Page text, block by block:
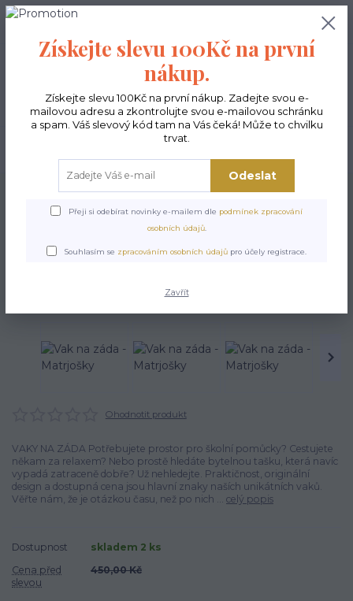
0,00 Kč
Úvod Vaky na záda Vak na záda - Matrjošky
Vak na záda - Matrjošky
Ohodnotit produkt
VAKY NA ZÁDA Potřebujete prostor pro školní pomůcky? Cestujete
někam za relaxem? Nebo prostě hledáte bytelnou tašku, která navíc
vypadá zatraceně dobře? Už nehledejte. Praktičnost, originální
design a dostupná cena jsou hlavní znaky naších unikátních vaků.
Věřte nám, že je otázkou času, než po nich ... celý popis
Dostupnost
skladem 2 ks
Cena před
slevou
450,00 Kč
Získejte slevu 100Kč na první
nákup.
Získejte slevu 100Kč na první nákup. Zadejte svou e-
mailovou adresu a zkontrolujte svou e-mailovou schránku
a spam. Váš slevový kód tam na Vás čeká! Může to chvilku
trvat.
Odeslat
Přeji si odebírat novinky e-mailem dle podmínek zpracování
osobních údajů.
Souhlasím se zpracováním osobních údajů pro účely registrace.
Zavřít